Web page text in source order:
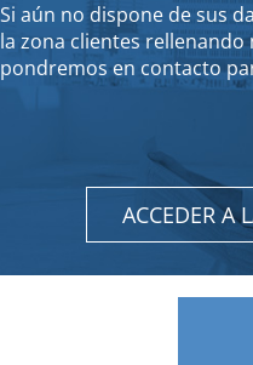
Si aún no dispone de sus
la zona clientes
pondremos en contacto
ACCEDER A